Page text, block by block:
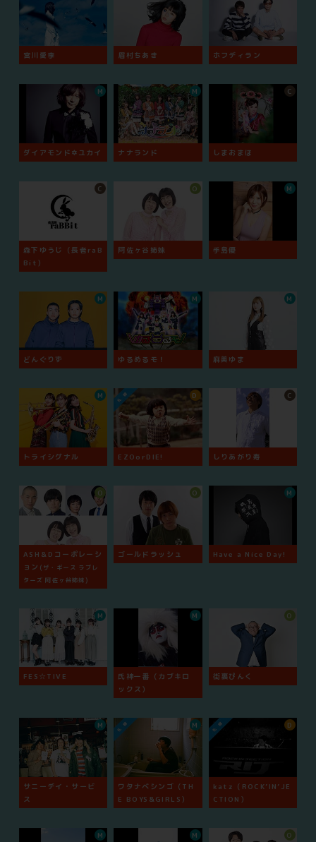
宮川愛李 眉村ちあき ホフディラン
ダイアモンド✡ユカイ
M
ナナランド
M
しまおまほ
C
森下ゆうじ（長者raB
Bit）
C
阿佐ヶ谷姉妹
O
手島優
M
どんぐりず
M
ゆるめるモ！
M
麻美ゆま
M
トライシグナル
M
EZOorDIE!
D
しりあがり寿
C
ASH＆Dコーポレーシ
ョン (ザ・ギース ラブレ
ターズ 阿佐ヶ谷姉妹)
O
ゴールドラッシュ
O
Have a Nice Day!
M
FES☆TIVE
M
氏神一番（カブキロ
ックス）
M
街裏ぴんく
O
サニーデイ・サービ
ス
M
ワタナベシンゴ（TH
E BOYS&GIRLS）
M
katz（ROCK’IN’JE
CTION）
D
M M O